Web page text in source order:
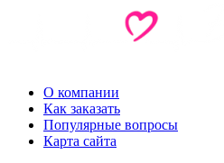
О компании
Как заказать
Популярные вопросы
Карта сайта